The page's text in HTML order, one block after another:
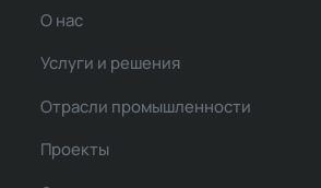
О нас
Услуги и решения
Отрасли промышленности
Проекты